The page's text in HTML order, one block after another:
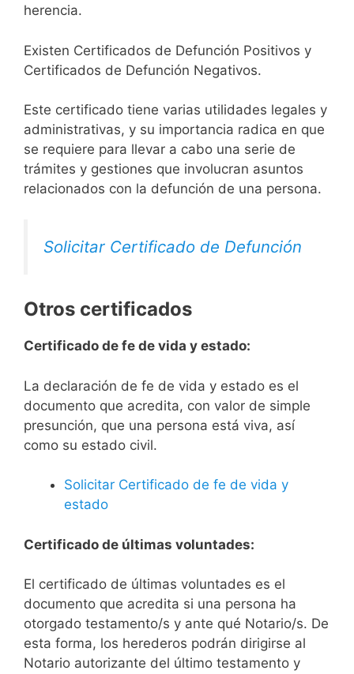
herencia.
Existen Certificados de Defunción Positivos y
Certificados de Defunción Negativos.
Este certificado tiene varias utilidades legales y
administrativas, y su importancia radica en que
se requiere para llevar a cabo una serie de
trámites y gestiones que involucran asuntos
relacionados con la defunción de una persona.
Solicitar Certificado de Defunción
Otros certificados
Certificado de fe de vida y estado:
La declaración de fe de vida y estado es el
documento que acredita, con valor de simple
presunción, que una persona está viva, así
como su estado civil.
Solicitar Certificado de fe de vida y
estado
Certificado de últimas voluntades:
El certificado de últimas voluntades es el
documento que acredita si una persona ha
otorgado testamento/s y ante qué Notario/s. De
esta forma, los herederos podrán dirigirse al
Notario autorizante del último testamento y